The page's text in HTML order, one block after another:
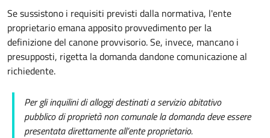
Se sussistono i requisiti previsti dalla normativa, l'ente
proprietario emana apposito provvedimento per la
definizione del canone provvisorio. Se, invece, mancano i
presupposti, rigetta la domanda dandone comunicazione al
richiedente.
Per gli inquilini di alloggi destinati a servizio abitativo
pubblico di proprietà non comunale la domanda deve essere
presentata direttamente all’ente proprietario.